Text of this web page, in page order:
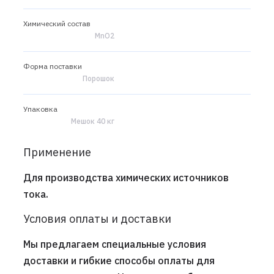
Химический состав
MnO2
Форма поставки
Порошок
Упаковка
Мешок 40 кг
Применение
Для производства химических источников
тока.
Условия оплаты и доставки
Мы предлагаем специальные условия
доставки и гибкие способы оплаты для